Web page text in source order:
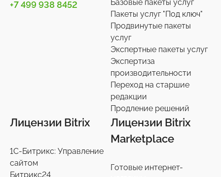
Украшения, аксессуары1
Чат-боты
Услуги разработки
+7 499 938 8452
Базовые пакеты услуг
Пакеты услуг "Под ключ"
Продвинутые пакеты
услуг
Экспертные пакеты услуг
Экспертиза
производительности
Переход на старшие
редакции
Продление решений
Лицензии Bitrix
1С-Битрикс: Управление
сайтом
Битрикс24
Лицензии Bitrix
Marketplace
Готовые интернет-